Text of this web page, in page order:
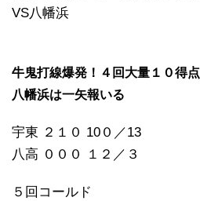
VS八幡浜
牛鬼打線爆発！４回大量１０得点
八幡浜は一矢報いる
宇東 ２１０ 10０／13
八高 ０００ １２／３
５回コールド